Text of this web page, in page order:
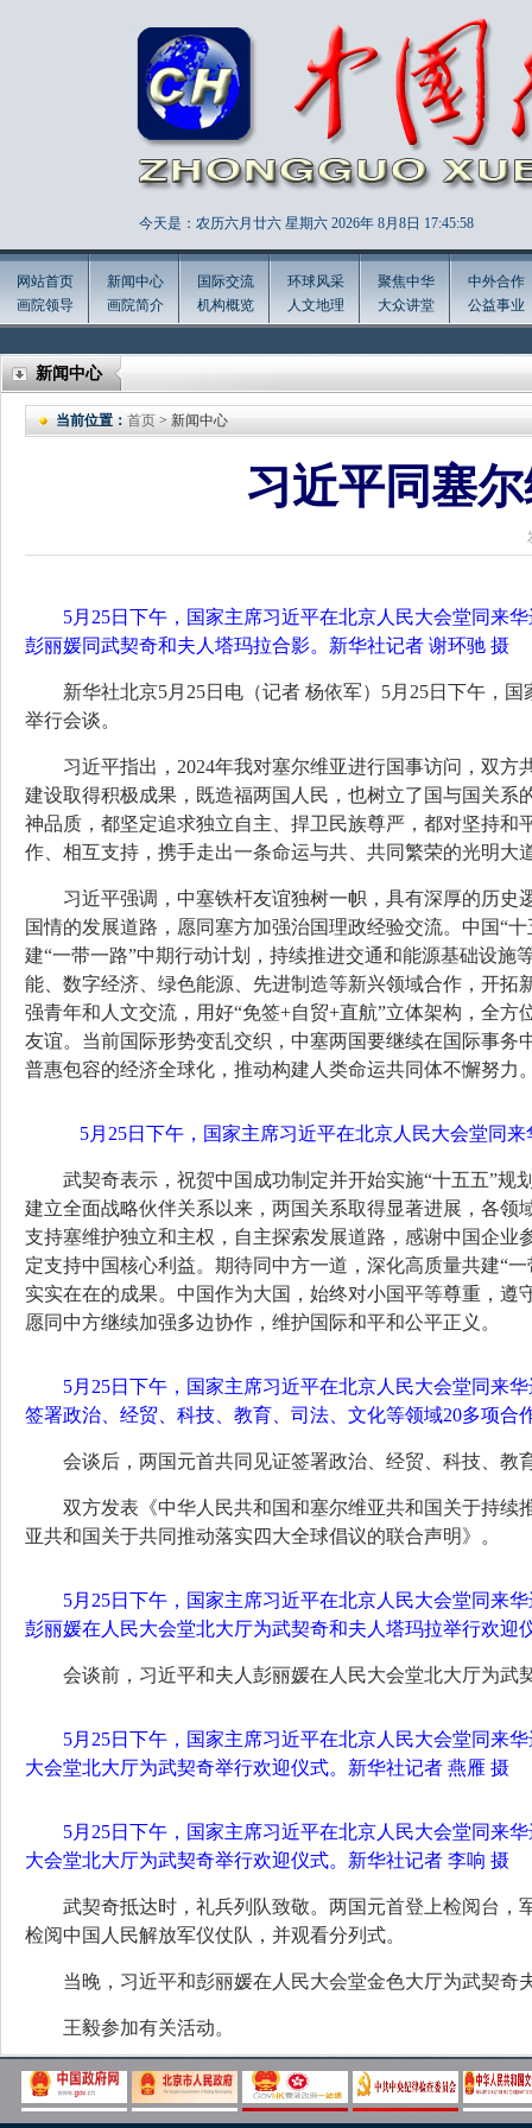
今天是：农历六月廿六 星期六 2026年 8月8日 17:45:59
网站首页
画院领导
新闻中心
画院简介
国际交流
机构概览
环球风采
人文地理
聚焦中华
大众讲堂
中外合作
公益事业
新闻中心
当前位置： 首页 > 新闻中心
习近平同塞
5月25日下午，国家主席习近平在北京人民大会堂同来
彭丽媛同武契奇和夫人塔玛拉合影。新华社记者 谢环驰 摄
新华社北京5月25日电（记者 杨依军）5月25日下午，
举行会谈。
习近平指出，2024年我对塞尔维亚进行国事访问，双
建设取得积极成果，既造福两国人民，也树立了国与国关
神品质，都坚定追求独立自主、捍卫民族尊严，都对坚持
作、相互支持，携手走出一条命运与共、共同繁荣的光明大
习近平强调，中塞铁杆友谊独树一帜，具有深厚的历
国情的发展道路，愿同塞方加强治国理政经验交流。中国“
建“一带一路”中期行动计划，持续推进交通和能源基础设
能、数字经济、绿色能源、先进制造等新兴领域合作，开拓
强青年和人文交流，用好“免签+自贸+直航”立体架构，全
友谊。当前国际形势变乱交织，中塞两国要继续在国际事
普惠包容的经济全球化，推动构建人类命运共同体不懈努力
5月25日下午，国家主席习近平在北京人民大会堂同
武契奇表示，祝贺中国成功制定并开始实施“十五五”
建立全面战略伙伴关系以来，两国关系取得显著进展，各
支持塞维护独立和主权，自主探索发展道路，感谢中国企
定支持中国核心利益。期待同中方一道，深化高质量共建“
实实在在的成果。中国作为大国，始终对小国平等尊重，
愿同中方继续加强多边协作，维护国际和平和公平正义。
5月25日下午，国家主席习近平在北京人民大会堂同来
签署政治、经贸、科技、教育、司法、文化等领域20多项合
会谈后，两国元首共同见证签署政治、经贸、科技、教
双方发表《中华人民共和国和塞尔维亚共和国关于持
亚共和国关于共同推动落实四大全球倡议的联合声明》。
5月25日下午，国家主席习近平在北京人民大会堂同来
彭丽媛在人民大会堂北大厅为武契奇和夫人塔玛拉举行欢迎
会谈前，习近平和夫人彭丽媛在人民大会堂北大厅为武
5月25日下午，国家主席习近平在北京人民大会堂同来
大会堂北大厅为武契奇举行欢迎仪式。新华社记者 燕雁 摄
5月25日下午，国家主席习近平在北京人民大会堂同来
大会堂北大厅为武契奇举行欢迎仪式。新华社记者 李响 摄
武契奇抵达时，礼兵列队致敬。两国元首登上检阅台
检阅中国人民解放军仪仗队，并观看分列式。
当晚，习近平和彭丽媛在人民大会堂金色大厅为武契奇
王毅参加有关活动。